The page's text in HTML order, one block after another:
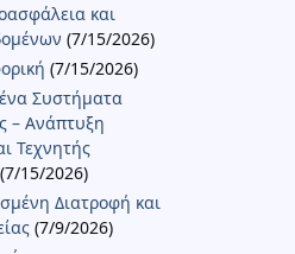
και
(7/15/2026)
(7/15/2026)
Συστήματα
– Ανάπτυξη
Τεχνητής
(7/15/2026)
Διατροφή και
(7/9/2026)